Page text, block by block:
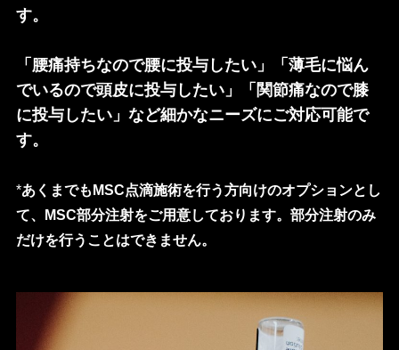
す。
「腰痛持ちなので腰に投与したい」「薄毛に悩ん
でいるので頭皮に投与したい」「関節痛なので膝
に投与したい」など細かなニーズにご対応可能で
す。
*あくまでもMSC点滴施術を行う方向けのオプションとし
て、MSC部分注射をご用意しております。部分注射のみ
だけを行うことはできません。